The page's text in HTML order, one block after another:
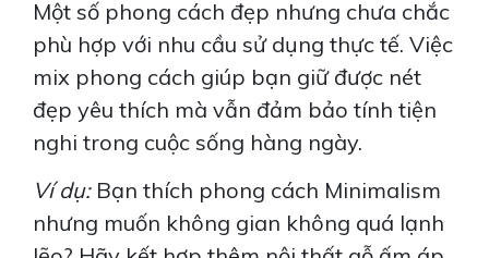
Một số phong cách đẹp nhưng chưa chắc
phù hợp với nhu cầu sử dụng thực tế. Việc
mix phong cách giúp bạn giữ được nét
đẹp yêu thích mà vẫn đảm bảo tính tiện
nghi trong cuộc sống hàng ngày.
Ví dụ:Bạn thích phong cách Minimalism
nhưng muốn không gian không quá lạnh